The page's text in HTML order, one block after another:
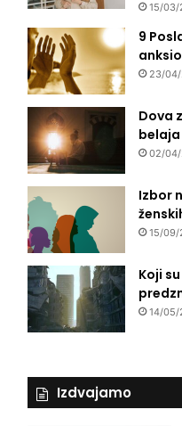
15/03/
9
23/
Dova
02/
Izbor
15/09/
Koji
14/05/
Izdvajamo